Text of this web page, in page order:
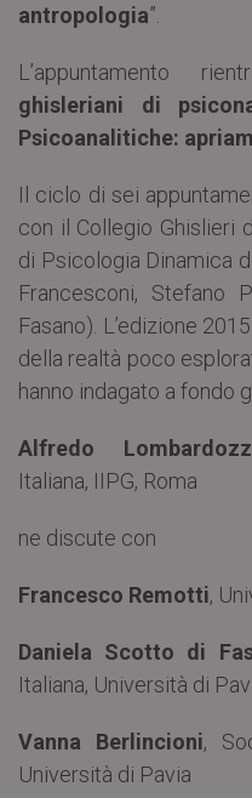
antropologia”.
L’appuntamento
ghisleriani di
Psicoanalitiche:
Il ciclo di sei
con il Collegio Ghislieri
di Psicologia Dinamica
Francesconi, Stefano
Fasano). L’edizione
della realtà poco
hanno indagato a fondo
Alfredo
Italiana, IIPG, Roma
ne discute con
Francesco Remotti,
Daniela Scotto di
Italiana, Università di
Vanna Berlincioni,
Università di Pavia